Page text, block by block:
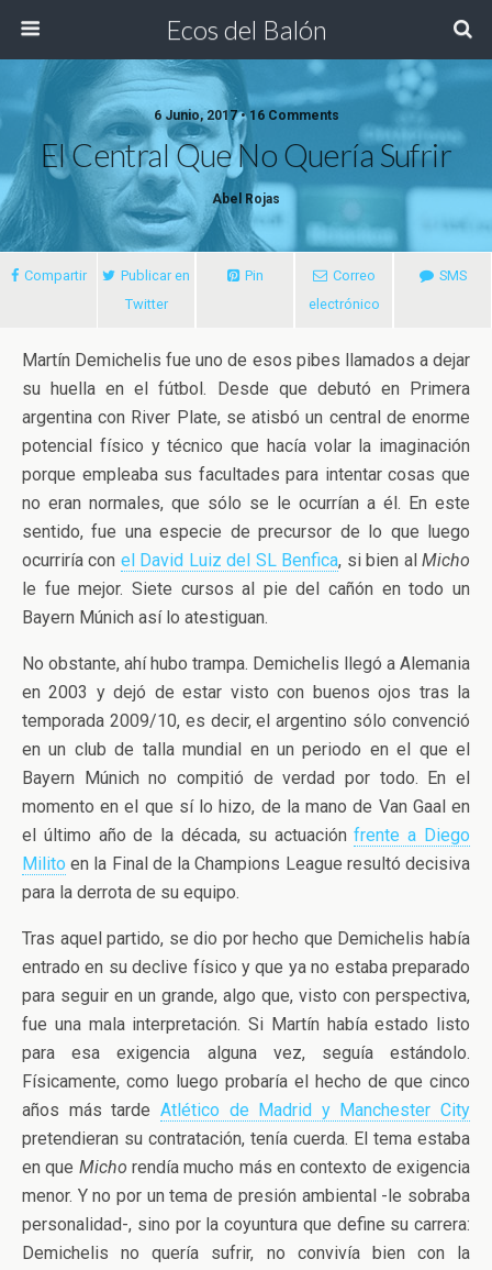
Ecos del Balón
6 Junio, 2017 • 16 Comments
El Central Que No Quería Sufrir
Abel Rojas
Compartir
Publicar en
Twitter
Pin
Correo
electrónico
SMS
Martín Demichelis fue uno de esos pibes llamados a dejar
su huella en el fútbol. Desde que debutó en Primera
argentina con River Plate, se atisbó un central de enorme
potencial físico y técnico que hacía volar la imaginación
porque empleaba sus facultades para intentar cosas que
no eran normales, que sólo se le ocurrían a él. En este
sentido, fue una especie de precursor de lo que luego
ocurriría con el David Luiz del SL Benfica, si bien alMicho
le fue mejor. Siete cursos al pie del cañón en todo un
Bayern Múnich así lo atestiguan.
No obstante, ahí hubo trampa. Demichelis llegó a Alemania
en 2003 y dejó de estar visto con buenos ojos tras la
temporada 2009/10, es decir, el argentino sólo convenció
en un club de talla mundial en un periodo en el que el
Bayern Múnich no compitió de verdad por todo. En el
momento en el que sí lo hizo, de la mano de Van Gaal en
el último año de la década, su actuaciónfrente a Diego
Milito en la Final de la Champions League resultó decisiva
para la derrota de su equipo.
Tras aquel partido, se dio por hecho que Demichelis había
entrado en su declive físico y que ya no estaba preparado
para seguir en un grande, algo que, visto con perspectiva,
fue una mala interpretación. Si Martín había estado listo
para esa exigencia alguna vez, seguía estándolo.
Físicamente, como luego probaría el hecho de que cinco
años más tarde Atlético de Madrid y Manchester City
pretendieran su contratación, tenía cuerda. El tema estaba
en que Micho rendía mucho más en contexto de exigencia
menor. Y no por un tema de presión ambiental -le sobraba
personalidad-, sino por la coyuntura que define su carrera:
Demichelis no quería sufrir, no convivía bien con la